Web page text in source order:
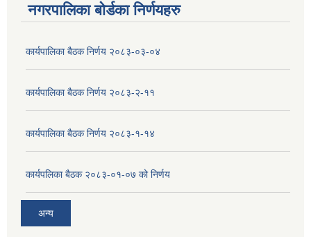
नगरपालिका बोर्डका निर्णयहरु
कार्यपालिका बैठक निर्णय २०८३-०३-०४
कार्यपालिका बैठक निर्णय २०८३-२-११
कार्यपालिका बैठक निर्णय २०८३-१-१४
कार्यपलिका बैठक २०८३-०१-०७ को निर्णय
अन्य